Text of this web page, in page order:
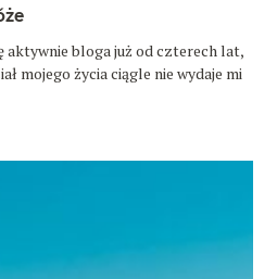
aktywnie bloga już od czterech lat,
mojego życia ciągle nie wydaje mi